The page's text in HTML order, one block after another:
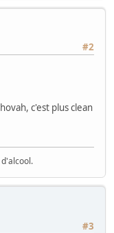
#2
c'est plus clean
#3